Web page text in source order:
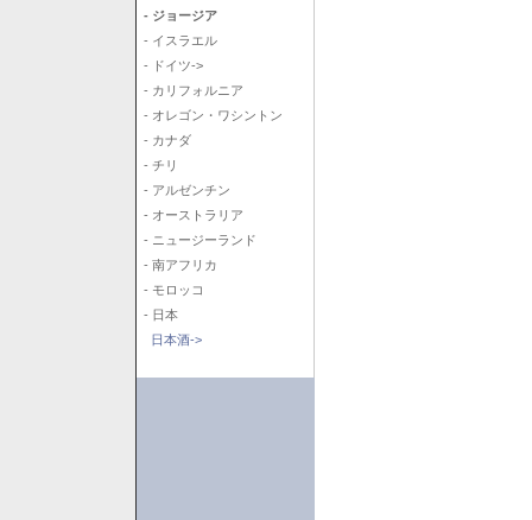
- ジョージア
- イスラエル
- ドイツ->
- カリフォルニア
- オレゴン・ワシントン
- カナダ
- チリ
- アルゼンチン
- オーストラリア
- ニュージーランド
- 南アフリカ
- モロッコ
- 日本
日本酒->